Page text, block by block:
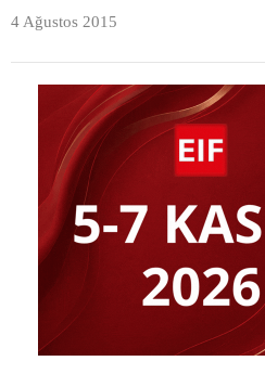
4 Ağustos 2015